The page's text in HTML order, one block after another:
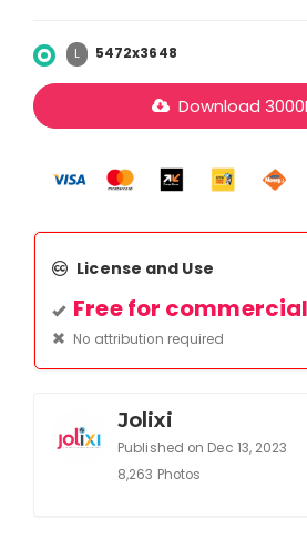
L 5472x3648
Download 3000
License and Use
Free for
No attribution required
Jolixi
Published on Dec 13, 2023
8,263 Photos